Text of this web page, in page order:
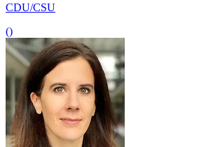
CDU/CSU
()